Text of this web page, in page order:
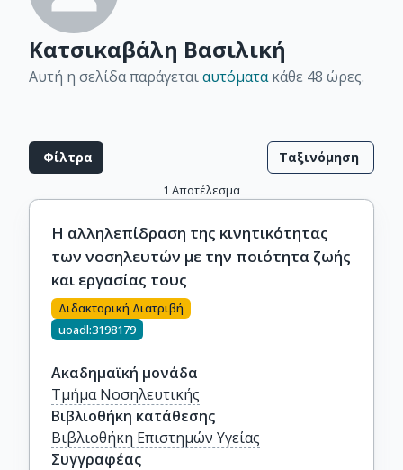
Κατσικαβάλη Βασιλική
Αυτή η σελίδα παράγεταιαυτόματακάθε 48 ώρες.
Φίλτρα Ταξινόμηση
1 Αποτέλεσμα
Η αλληλεπίδραση της κινητικότητας
των νοσηλευτών με την ποιότητα ζωής
και εργασίας τους
Διδακτορική Διατριβή
uoadl:3198179
Ακαδημαϊκή μονάδα
Τμήμα Νοσηλευτικής
Βιβλιοθήκη κατάθεσης
Βιβλιοθήκη Επιστημών Υγείας
Συγγραφέας